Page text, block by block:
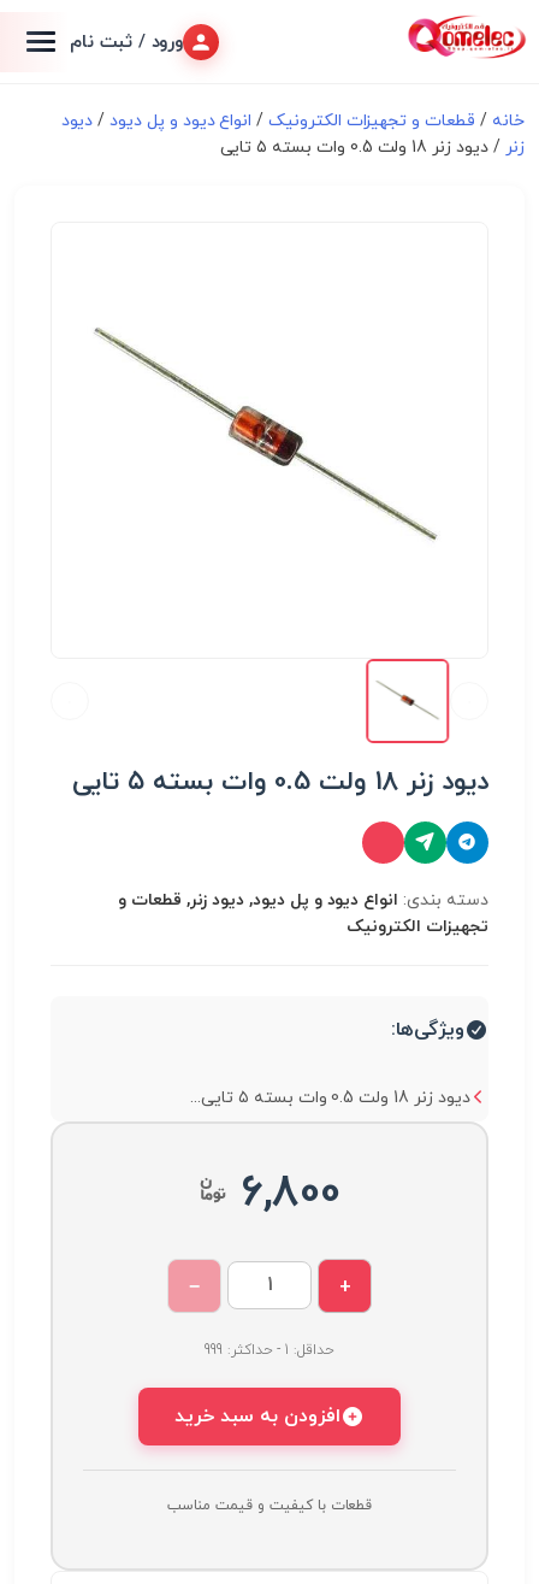
ورود / ثبت نام
خانه / قطعات و تجهیزات الکترونیک/ انواع دیود و پل دیود/ دیود
زنر / دیود زنر 18 ولت 0.5 وات بسته ۵ تایی
دیود زنر 18 ولت 0.5 وات بسته ۵ تایی
دسته بندی: انواع دیود و پل دیود, دیود زنر, قطعات و
تجهیزات الکترونیک
ویژگی‌ها:
دیود زنر 18 ولت 0.5 وات بسته ۵ تایی...
6,800
+
−
حداقل: 1 - حداکثر: 999
افزودن به سبد خرید
قطعات با کیفیت و قیمت مناسب